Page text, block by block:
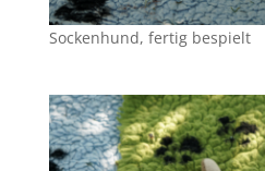
Sockenhund, fertig bespielt